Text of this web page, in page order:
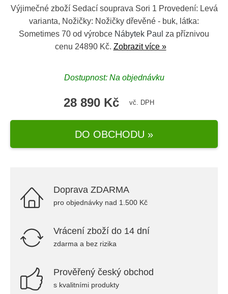
Výjimečné zboží Sedací souprava Sori 1 Provedení: Levá
varianta, Nožičky: Nožičky dřevěné - buk, látka:
Sometimes 70 od výrobce Nábytek Paul za příznivou
cenu 24890 Kč. Zobrazit více »
Dostupnost: Na objednávku
28 890 Kč vč. DPH
DO OBCHODU »
Doprava ZDARMA
pro objednávky nad 1.500 Kč
Vrácení zboží do 14 dní
zdarma a bez rizika
Prověřený český obchod
s kvalitními produkty